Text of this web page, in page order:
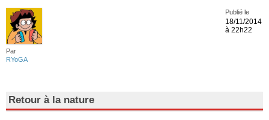
Par
RYoGA
Publié le
18/11/2014
à 22h22
Retour à la nature